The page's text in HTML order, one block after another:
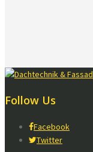
Follow Us
Facebook
Twitter